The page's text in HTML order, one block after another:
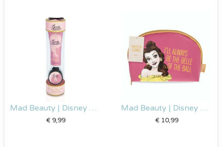
Mad Beauty | Disney Belle en het Beest – Hand & Lippenbalsem duo
€9,99
Mad Beauty | Disney Belle make up tas
€10,99